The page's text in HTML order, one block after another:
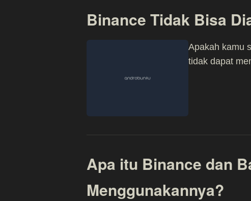
Binance Tidak Bisa
Apakah kamu
tidak dapat
Apa itu Binance dan
Menggunakannya?